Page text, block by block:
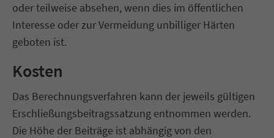
oder teilweise absehen, wenn dies im öffentlichen
Interesse oder zur Vermeidung unbilliger Härten
geboten ist.
Kosten
Das Berechnungsverfahren kann der jeweils gültigen
Erschließungsbeitragssatzung entnommen werden.
Die Höhe der Beiträge ist abhängig von den